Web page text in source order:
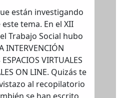
están investigando
tema. En el XII
Trabajo Social hubo
INTERVENCIÓN
ESPACIOS VIRTUALES
ON LINE. Quizás te
al recopilatorio